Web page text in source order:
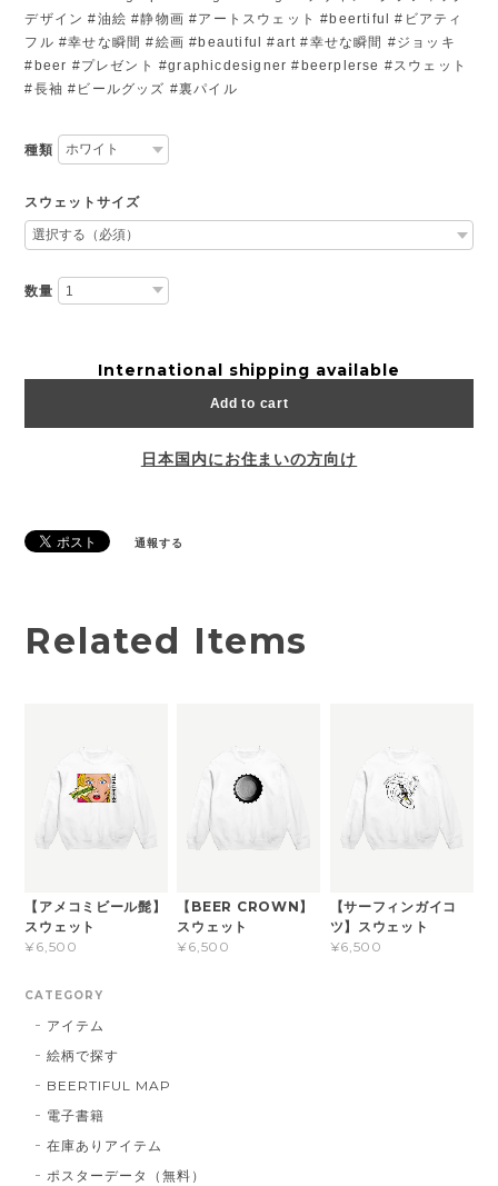
デザイン #油絵 #静物画 #アートスウェット #beertiful #ビアティ
フル #幸せな瞬間 #絵画 #beautiful #art #幸せな瞬間 #ジョッキ
#beer #プレゼント #graphicdesigner #beerplerse #スウェット
#長袖 #ビールグッズ #裏パイル
種類
スウェットサイズ
数量
International shipping available
Add to cart
日本国内にお住まいの方向け
通報する
Related Items
【アメコミビール髭】
スウェット
¥6,500
【BEER CROWN】
スウェット
¥6,500
【サーフィンガイコ
ツ】スウェット
¥6,500
CATEGORY
アイテム
絵柄で探す
BEERTIFUL MAP
電子書籍
在庫ありアイテム
ポスターデータ（無料）